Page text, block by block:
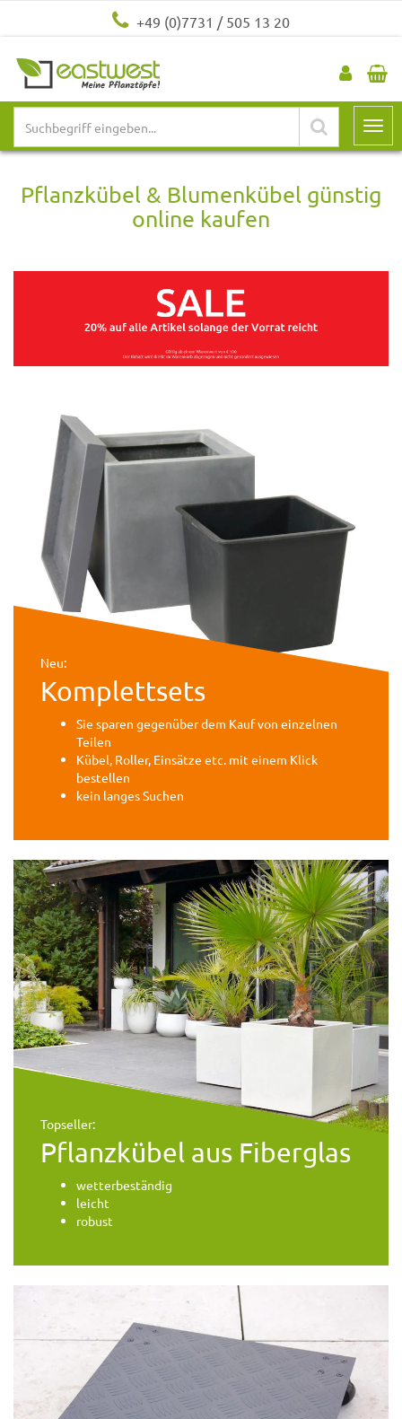
+49 (0)7731 / 505 13 20
Pflanzkübel & Blumenkübel günstig
online kaufen
Neu:
Komplettsets
Sie sparen gegenüber dem Kauf von einzelnen
Teilen
Kübel, Roller, Einsätze etc. mit einem Klick
bestellen
kein langes Suchen
Topseller:
Pflanzkübel aus Fiberglas
wetterbeständig
leicht
robust